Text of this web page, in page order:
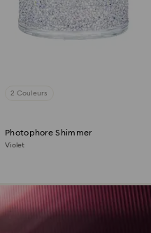
2 Couleurs
Photophore Shimmer
Violet